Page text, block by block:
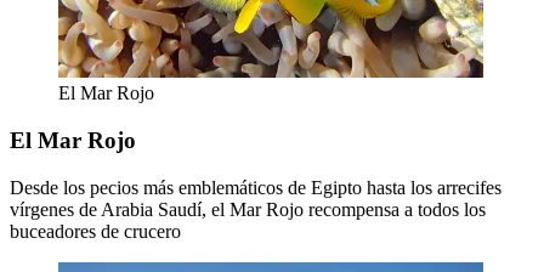
El Mar Rojo
El Mar Rojo
Desde los pecios más emblemáticos de Egipto hasta los arrecifes
vírgenes de Arabia Saudí, el Mar Rojo recompensa a todos los
buceadores de crucero